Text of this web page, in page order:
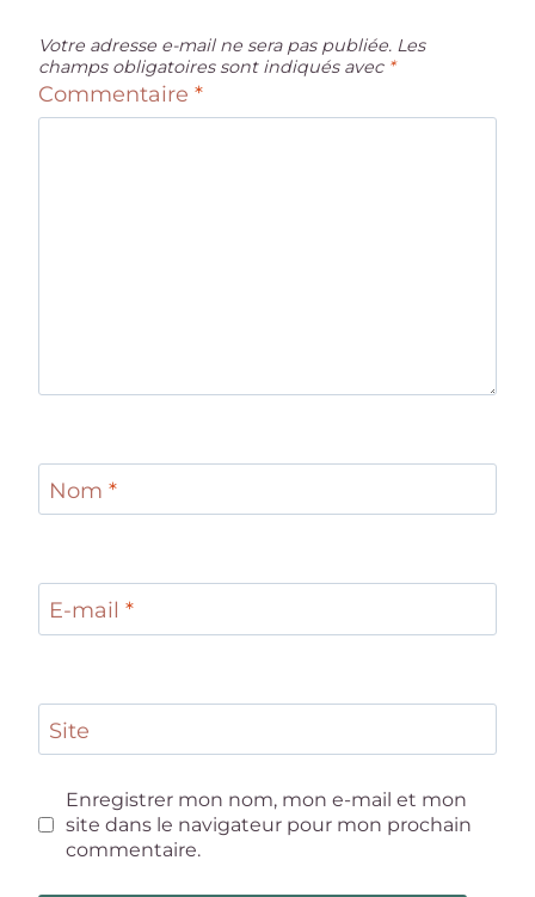
Votre adresse e-mail ne sera pas publiée. Les
champs obligatoires sont indiqués avec *
Commentaire *
Nom *
E-mail *
Site
Enregistrer mon nom, mon e-mail et mon
site dans le navigateur pour mon prochain
commentaire.